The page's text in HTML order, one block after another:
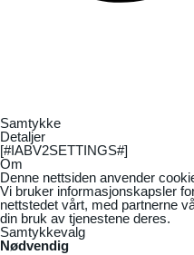
Samtykke
Detaljer
[#IABV2SETTINGS#]
Om
Denne nettsiden anvender
Vi bruker informasjonskapsler
nettstedet vårt, med partnerne
din bruk av tjenestene deres.
Samtykkevalg
Nødvendig